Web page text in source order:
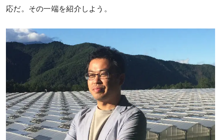
応だ。その一端を紹介しよう。